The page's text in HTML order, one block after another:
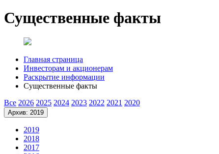
Существенные факты
Главная страница
Инвесторам и акционерам
Раскрытие информации
Существенные факты
Все 2026 2025 2024 2023 2022 2021 2020
Архив: 2019
2019
2018
2017